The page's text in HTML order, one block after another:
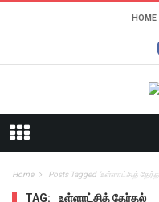
HOME
Home Posts Tagged "உள்ளாட்சித்
TAG: உள்ளாட்சித் தேர்தல்